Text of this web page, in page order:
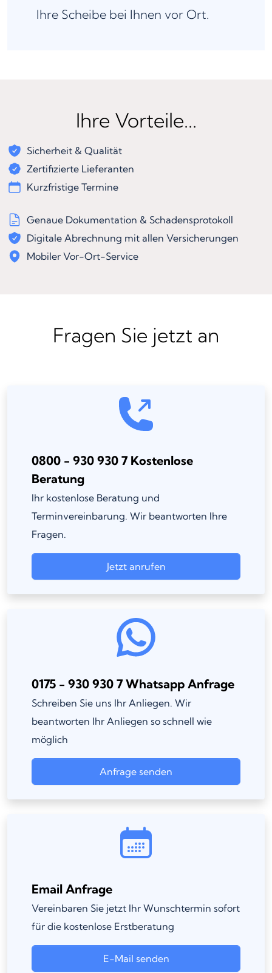
Ihre Scheibe bei Ihnen vor Ort.
Ihre Vorteile...
Sicherheit & Qualität
Zertifizierte Lieferanten
Kurzfristige Termine
Genaue Dokumentation & Schadensprotokoll
Digitale Abrechnung mit allen Versicherungen
Mobiler Vor-Ort-Service
Fragen Sie jetzt an
0800 - 930 930 7 Kostenlose
Beratung
Ihr kostenlose Beratung und
Terminvereinbarung. Wir beantworten Ihre
Fragen.
Jetzt anrufen
0175 - 930 930 7 Whatsapp Anfrage
Schreiben Sie uns Ihr Anliegen. Wir
beantworten Ihr Anliegen so schnell wie
möglich
Anfrage senden
Email Anfrage
Vereinbaren Sie jetzt Ihr Wunschtermin sofort
für die kostenlose Erstberatung
E-Mail senden